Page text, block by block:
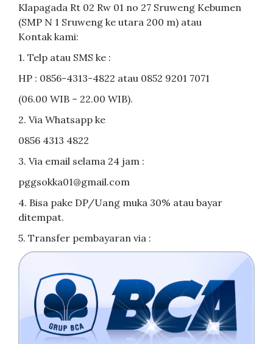
Klapagada Rt 02 Rw 01 no 27 Sruweng Kebumen
(SMP N 1 Sruweng ke utara 200 m) atau
Kontak kami:
1. Telp atau SMS ke :
HP : 0856-4313-4822 atau 0852 9201 7071
(06.00 WIB – 22.00 WIB).
2. Via Whatsapp ke
0856 4313 4822
3. Via email selama 24 jam :
pggsokka01@gmail.com
4. Bisa pake DP/Uang muka 30% atau bayar
ditempat.
5. Transfer pembayaran via :